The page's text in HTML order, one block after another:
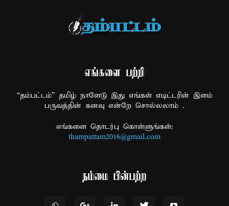
எங்களை பற்றி
“தம்பட்டம்” தமிழ் நாளேடு இது எங்கள் எடிட்டரின் இளம்
பருவத்தின் கனவு என்றே சொல்லலாம் .
எங்களை தொடர்பு கொள்ளுங்கள்:
thampattam2016@gmail.com
நம்மை பின்பற்ற